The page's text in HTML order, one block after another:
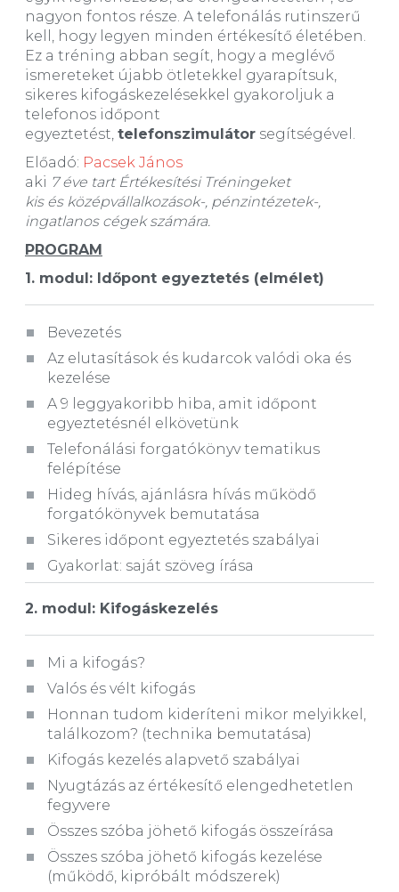
nagyon fontos része. A telefonálás rutinszerű
kell, hogy legyen minden értékesítő életében.
Ez a tréning abban segít, hogy a meglévő
ismereteket újabb ötletekkel gyarapítsuk,
sikeres kifogáskezelésekkel gyakoroljuk a
telefonos időpont
egyeztetést, telefonszimulátor segítségével.
Előadó: Pacsek János
aki 7 éve tart Értékesítési Tréningeket
kis és középvállalkozások-, pénzintézetek-,
ingatlanos cégek számára.
PROGRAM
1. modul: Időpont egyeztetés (elmélet)
Bevezetés
Az elutasítások és kudarcok valódi oka és
kezelése
A 9 leggyakoribb hiba, amit időpont
egyeztetésnél elkövetünk
Telefonálási forgatókönyv tematikus
felépítése
Hideg hívás, ajánlásra hívás működő
forgatókönyvek bemutatása
Sikeres időpont egyeztetés szabályai
Gyakorlat: saját szöveg írása
2. modul: Kifogáskezelés
Mi a kifogás?
Valós és vélt kifogás
Honnan tudom kideríteni mikor melyikkel,
találkozom? (technika bemutatása)
Kifogás kezelés alapvető szabályai
Nyugtázás az értékesítő elengedhetetlen
fegyvere
Összes szóba jöhető kifogás összeírása
Összes szóba jöhető kifogás kezelése
(működő, kipróbált módszerek)